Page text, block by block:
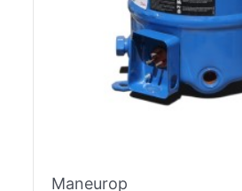
Maneurop